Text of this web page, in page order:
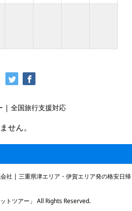
| 全国旅行支援対応
せん。
社 | 三重県津エリア・伊賀エリア発の格安日帰
トツアー」 All Rights Reserved.